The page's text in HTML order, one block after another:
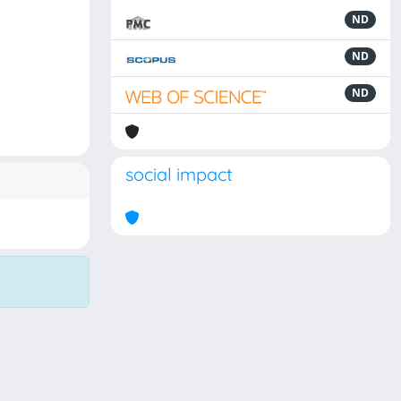
ND
ND
ND
social impact